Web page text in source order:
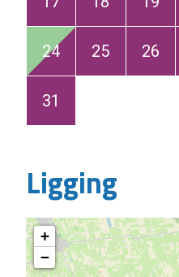
24 25 26
31
Ligging
+
−